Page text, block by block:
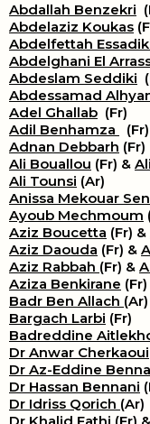
Abdallah Benzekri
Abdelaziz Koukas
Abdelfettah
Abdelghani El
Abdeslam Seddiki
Abdessamad
Adel Ghallab (Fr)
Adil Benhamza
Adnan Debbarh (Fr)
Ali Bouallou (Fr) &
Ali Tounsi (Ar)
Anissa Mekouar
Ayoub Mechmoum
Aziz Boucetta (Fr) &
Aziz Daouda (Fr) &
Aziz Rabbah (Fr) &
Aziza Benkirane
Badr Ben Allach (Ar)
Bargach Larbi (Fr)
Badreddine
Dr Anwar Cherkaoui
Dr Az-Eddine
Dr Hassan Bennani
Dr Idriss Qorich (Ar)